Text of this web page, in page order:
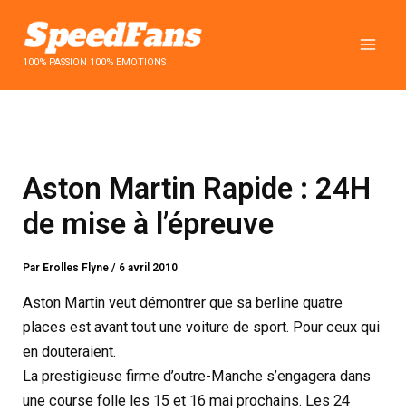
contenu100% PASSION 100% EMOTIONS
Aston Martin Rapide : 24H
de mise à l’épreuve
Par Erolles Flyne/ 6 avril 2010
Aston Martin veut démontrer que sa berline quatre
places est avant tout une voiture de sport. Pour ceux qui
en douteraient.
La prestigieuse firme d’outre-Manche s’engagera dans
une course folle les 15 et 16 mai prochains. Les 24